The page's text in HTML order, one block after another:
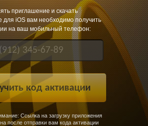
приглашение и скачать
для iOS вам необходимо получить
на ваш мобильный телефон:
Ссылка на загрузку приложения
после отправки вам кода активации